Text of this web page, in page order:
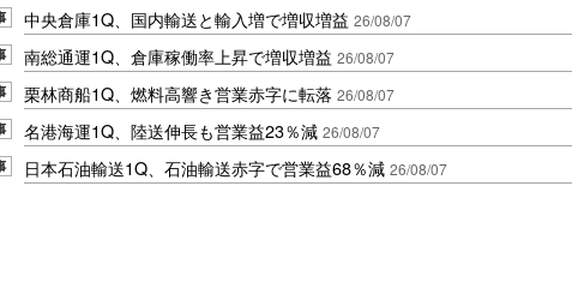
中央倉庫1Q、国内輸送と輸入増で増収増益 26/08/07
南総通運1Q、倉庫稼働率上昇で増収増益 26/08/07
栗林商船1Q、燃料高響き営業赤字に転落 26/08/07
名港海運1Q、陸送伸長も営業益23％減 26/08/07
日本石油輸送1Q、石油輸送赤字で営業益68％減 26/08/07